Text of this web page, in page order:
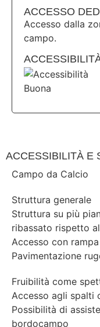
ACCESSO
Accesso dalla
campo.
Campo da Calcio
Struttura generale
Struttura su più
ribassato rispetto
Accesso con
Pavimentazione
Fruibilità come
Accesso agli spalti
Possibilità di
bordocampo
ACCESSIBILITÀ E